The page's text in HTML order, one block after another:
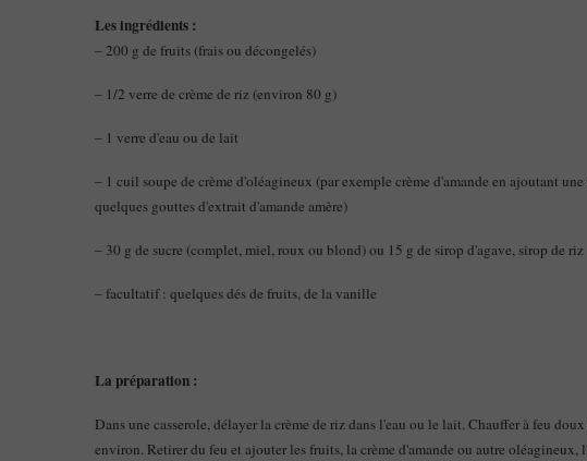
Les ingrédients :
– 200 g de fruits (frais ou décongelés)
– 1/2 verre de crème de riz (environ 80 g)
– 1 verre d'eau ou de lait
– 1 cuil soupe de crème d'oléagineux (par exemple crème d'amande en ajoutant
quelques gouttes d'extrait d'amande amère)
– 30 g de sucre (complet, miel, roux ou blond) ou 15 g de sirop d'agave, sirop de riz
– facultatif : quelques dés de fruits, de la vanille
La préparation :
Dans une casserole, délayer la crème de riz dans l'eau ou le lait. Chauffer à feu
environ. Retirer du feu et ajouter les fruits, la crème d'amande ou autre oléagineux,